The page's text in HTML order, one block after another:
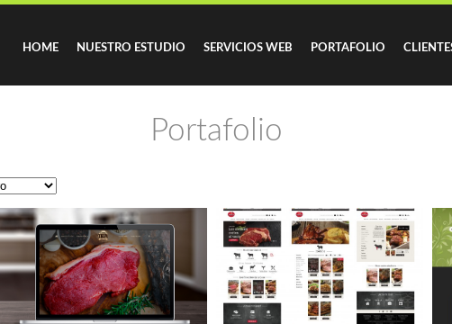
HOME NUESTRO ESTUDIO SERVICIOS WEB PORTAFOLIO
Portafolio